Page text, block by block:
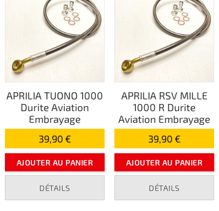
APRILIA TUONO 1000
Durite Aviation
Embrayage
39,90 €
AJOUTER AU PANIER
DÉTAILS
APRILIA RSV MILLE
1000 R Durite
Aviation Embrayage
39,90 €
AJOUTER AU PANIER
DÉTAILS